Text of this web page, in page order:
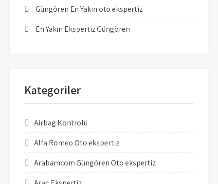
Güngören En Yakın oto ekspertiz
En Yakın Ekspertiz Güngören
Kategoriler
Airbag Kontrolü
Alfa Romeo Oto ekspertiz
Arabamcom Güngören Oto ekspertiz